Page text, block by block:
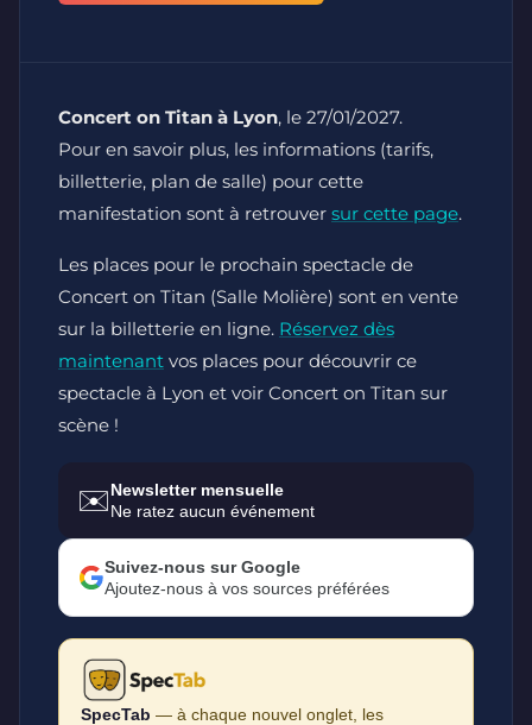
Concert on Titan à Lyon, le 27/01/2027.
Pour en savoir plus, les informations (tarifs,
billetterie, plan de salle) pour cette
manifestation sont à retrouver sur cette page.
Les places pour le prochain spectacle de
Concert on Titan (Salle Molière) sont en vente
sur la billetterie en ligne. Réservez dès
maintenant vos places pour découvrir ce
spectacle à Lyon et voir Concert on Titan sur
scène !
✉️Newsletter mensuelle
Ne ratez aucun événement
Suivez-nous sur Google
Ajoutez-nous à vos sources préférées
SpecTab — à chaque nouvel onglet, les